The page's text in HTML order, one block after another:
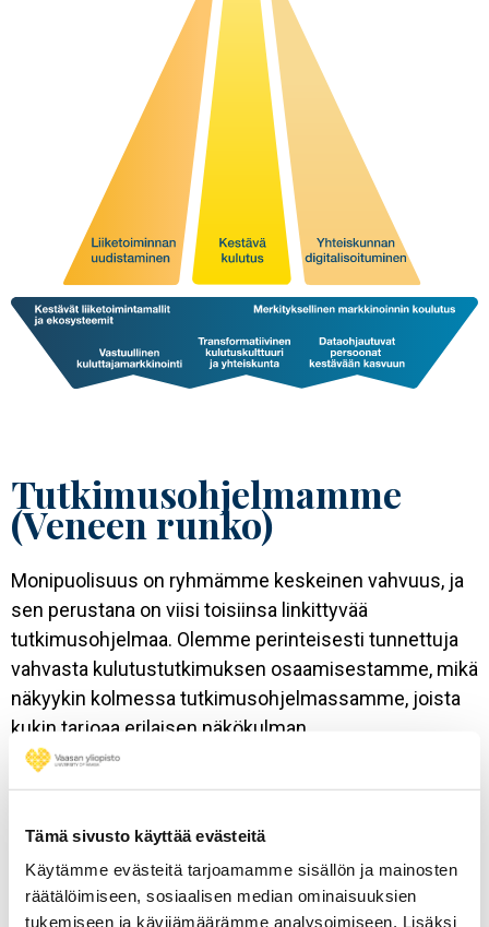
Tämä sivusto käyttää evästeitä
Käytämme evästeitä tarjoamamme sisällön ja mainosten
räätälöimiseen, sosiaalisen median ominaisuuksien
tukemiseen ja kävijämäärämme analysoimiseen. Lisäksi
Tutkimusohjelmamme
(Veneen runko)
Monipuolisuus on ryhmämme keskeinen vahvuus, ja
sen perustana on viisi toisiinsa linkittyvää
tutkimusohjelmaa. Olemme perinteisesti tunnettuja
vahvasta kulutustutkimuksen osaamisestamme, mikä
näkyykin kolmessa tutkimusohjelmassamme, joista
kukin tarjoaa erilaisen näkökulman
kuluttajamarkkinoinnin tieteenalaan. Nykyään
tutkimusryhmämme osaaminen on laajentunut
ekosysteemejä, joissa moninaiset markkinatoimijat,
niin kuluttajat kuin yrityksetkin toimivat. Uskomme
vahvasti tutkimukseen perustuvaan opetukseen ja